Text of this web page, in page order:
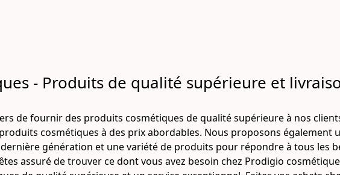
- Produits de qualité supérieure et
de fournir des produits cosmétiques de qualité supérieure à nos
cosmétiques à des prix abordables. Nous proposons également
génération et une variété de produits pour répondre à tous les
assuré de trouver ce dont vous avez besoin chez Prodigio